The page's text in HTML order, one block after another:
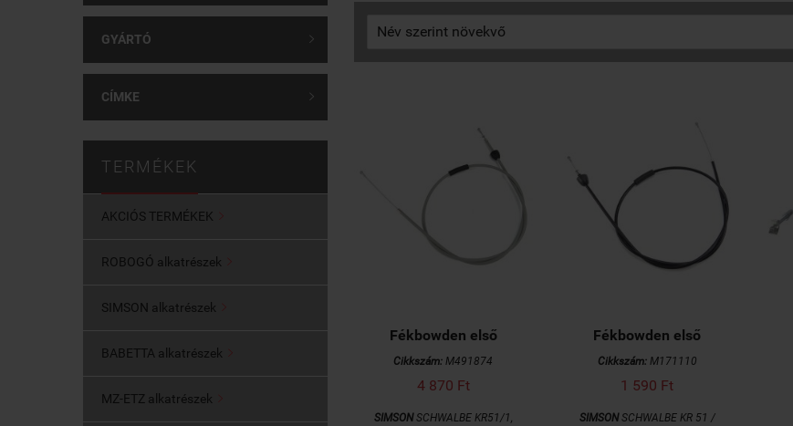
GYÁRTÓ 
CÍMKE 
TERMÉKEK
AKCIÓS TERMÉKEK
ROBOGÓ alkatrészek
SIMSON alkatrészek
BABETTA alkatrészek
MZ-ETZ alkatrészek
Fékbowden első
Cikkszám: M491874
4 870 Ft
SIMSONSCHWALBE KR51/1,
Fékbowden első
Cikkszám:M171110
1 590 Ft
SIMSONSCHWALBE KR 51 /